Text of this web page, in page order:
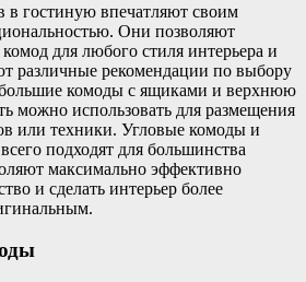
в гостиную впечатляют своим
Они позволяют
для любого стиля интерьера и
различные рекомендации по выбору
комоды с ящиками и верхнюю
можно использовать для размещения
или техники. Угловые комоды и
подходят для большинства
максимально эффективно
и сделать интерьер более